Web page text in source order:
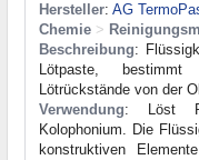
Hersteller: AG
Chemie >
Beschreibung:
Lötpaste, bestimmt
Lötrückstände von der
Verwendung: Löst
Kolophonium. Die
konstruktiven